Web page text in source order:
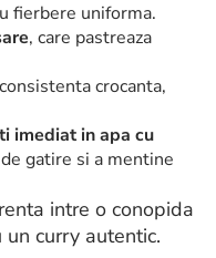
fierbere uniforma.
, care pastreaza
crocanta,
imediat in apa cu
gatire si a mentine
intre o conopida
curry autentic.